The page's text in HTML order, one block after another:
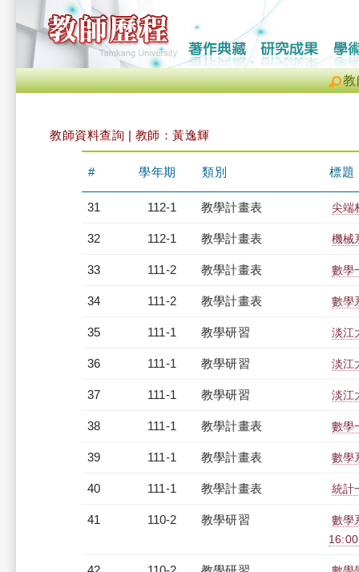
教
教師資料查詢 | 教師：黃逸輝
# 學年期 類別 標題
31 112-1 教學計畫表 尖端
32 112-1 教學計畫表 機械
33 111-2 教學計畫表 數學
34 111-2 教學計畫表 數學
35 111-1 教學研習 淡江
36 111-1 教學研習 淡江
37 111-1 教學研習 淡江
38 111-1 教學計畫表 數學
39 111-1 教學計畫表 數學
40 111-1 教學計畫表 統計
41 110-2 教學研習
數學